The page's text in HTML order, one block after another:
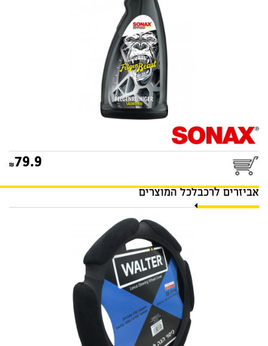
79.9
אביזרים לרכבלכל המוצרים
כיסוי הגה לקסוס שחור
WALTER